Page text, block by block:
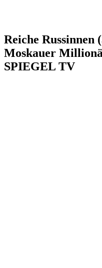
Reiche Russinnen
Moskauer
SPIEGEL TV